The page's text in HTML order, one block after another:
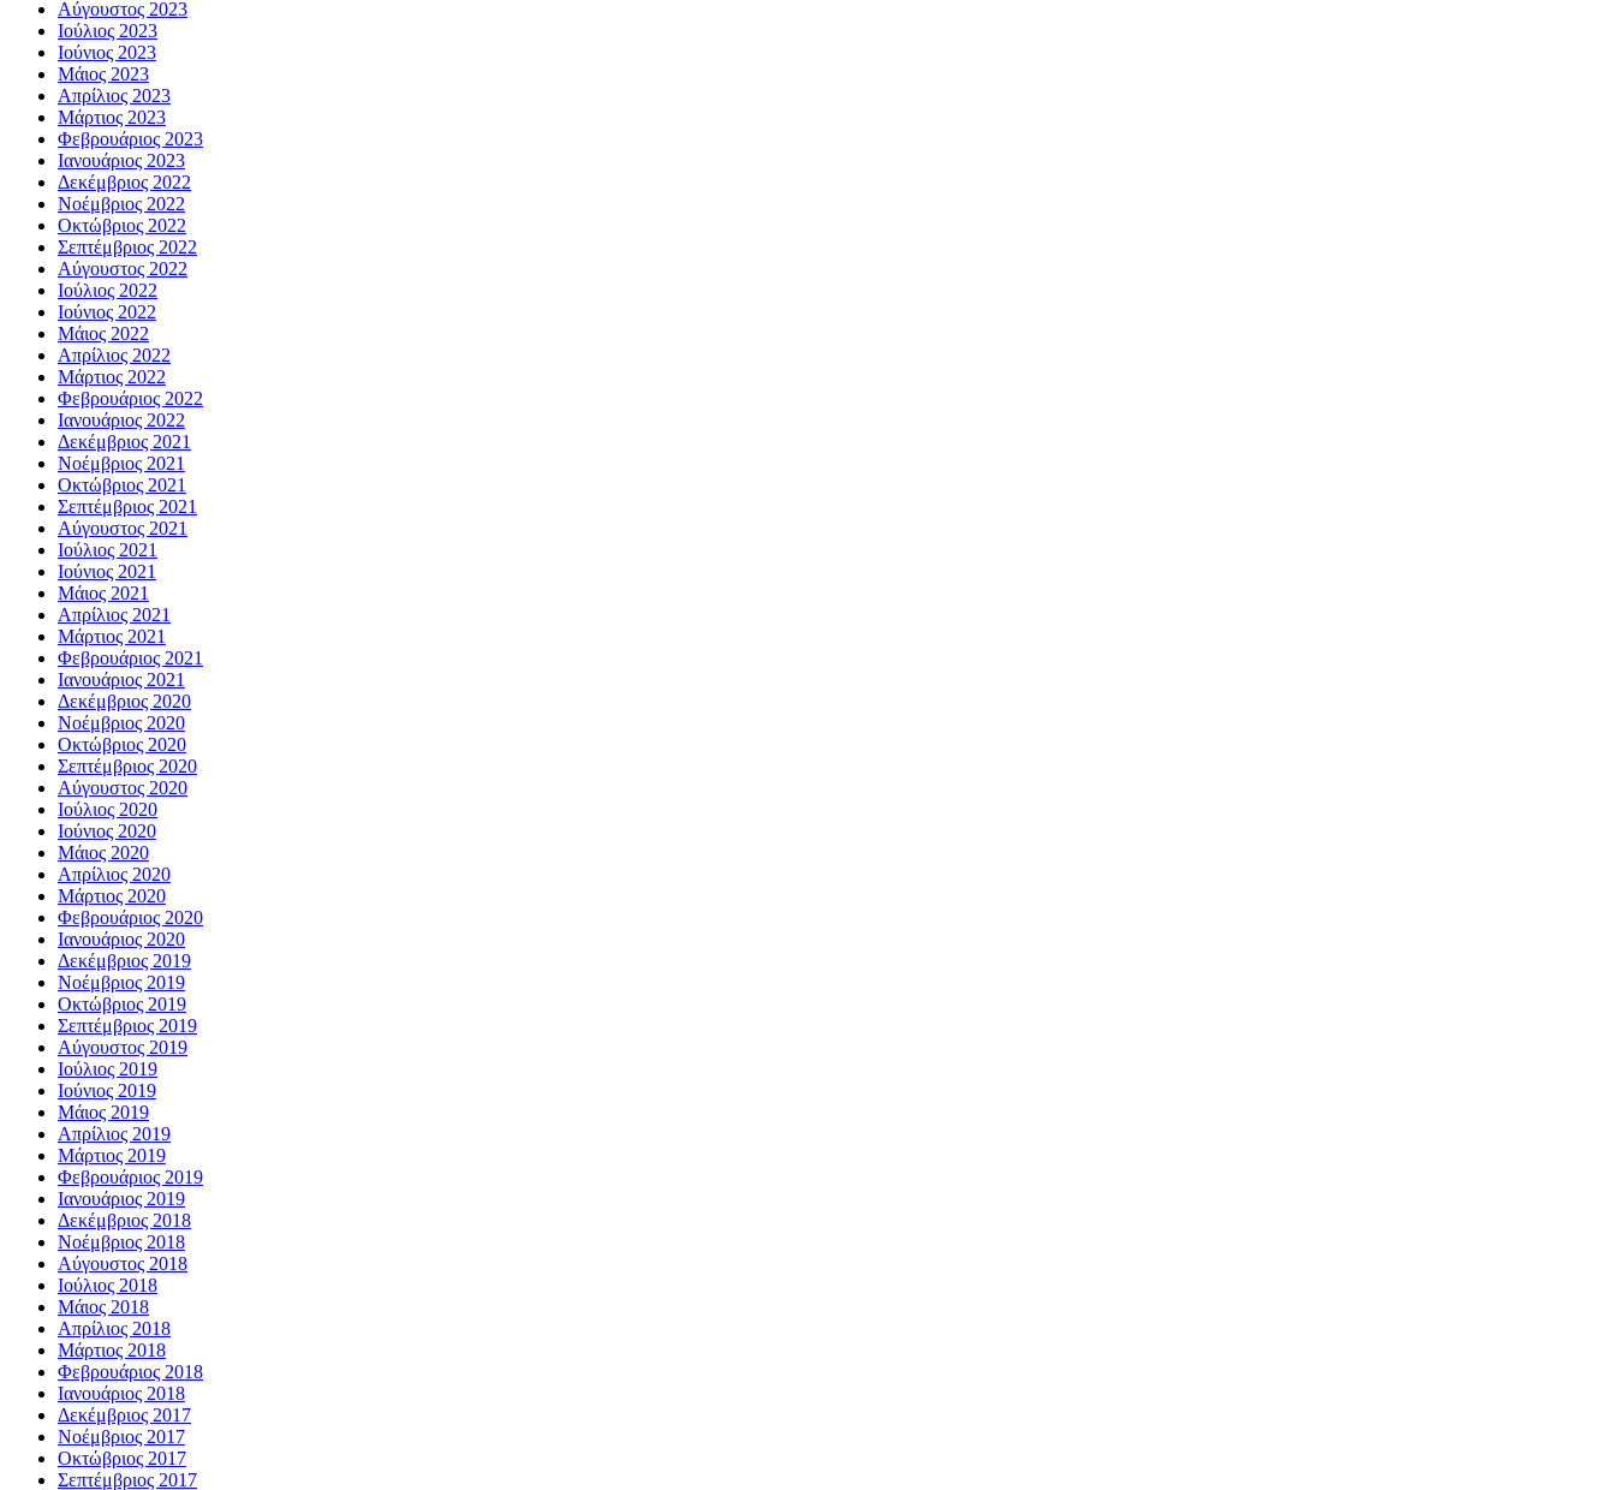
Αύγουστος 2023
Ιούλιος 2023
Ιούνιος 2023
Μάιος 2023
Απρίλιος 2023
Μάρτιος 2023
Φεβρουάριος 2023
Ιανουάριος 2023
Δεκέμβριος 2022
Νοέμβριος 2022
Οκτώβριος 2022
Σεπτέμβριος 2022
Αύγουστος 2022
Ιούλιος 2022
Ιούνιος 2022
Μάιος 2022
Απρίλιος 2022
Μάρτιος 2022
Φεβρουάριος 2022
Ιανουάριος 2022
Δεκέμβριος 2021
Νοέμβριος 2021
Οκτώβριος 2021
Σεπτέμβριος 2021
Αύγουστος 2021
Ιούλιος 2021
Ιούνιος 2021
Μάιος 2021
Απρίλιος 2021
Μάρτιος 2021
Φεβρουάριος 2021
Ιανουάριος 2021
Δεκέμβριος 2020
Νοέμβριος 2020
Οκτώβριος 2020
Σεπτέμβριος 2020
Αύγουστος 2020
Ιούλιος 2020
Ιούνιος 2020
Μάιος 2020
Απρίλιος 2020
Μάρτιος 2020
Φεβρουάριος 2020
Ιανουάριος 2020
Δεκέμβριος 2019
Νοέμβριος 2019
Οκτώβριος 2019
Σεπτέμβριος 2019
Αύγουστος 2019
Ιούλιος 2019
Ιούνιος 2019
Μάιος 2019
Απρίλιος 2019
Μάρτιος 2019
Φεβρουάριος 2019
Ιανουάριος 2019
Δεκέμβριος 2018
Νοέμβριος 2018
Αύγουστος 2018
Ιούλιος 2018
Μάιος 2018
Απρίλιος 2018
Μάρτιος 2018
Φεβρουάριος 2018
Ιανουάριος 2018
Δεκέμβριος 2017
Νοέμβριος 2017
Οκτώβριος 2017
Σεπτέμβριος 2017